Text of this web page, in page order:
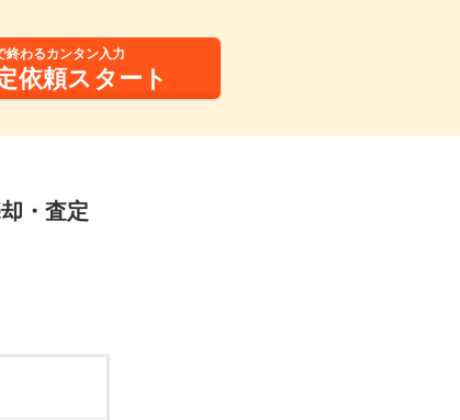
終わるカンタン入力
依頼スタート
・査定